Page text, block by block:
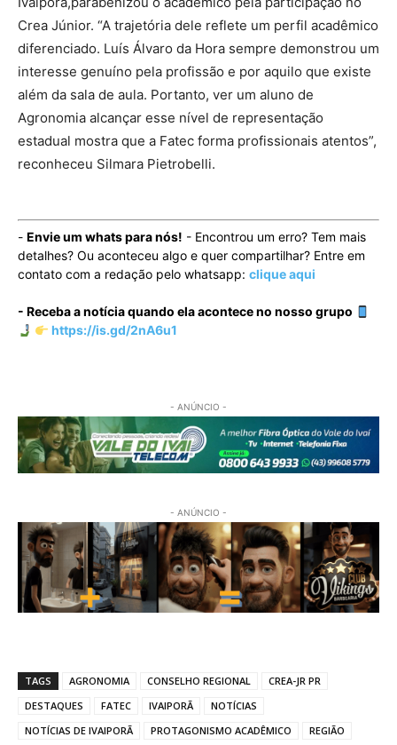
Crea Júnior. “A trajetória dele reflete um perfil acadêmico
diferenciado. Luís Álvaro da Hora sempre demonstrou um
interesse genuíno pela profissão e por aquilo que existe
além da sala de aula. Portanto, ver um aluno de
Agronomia alcançar esse nível de representação
estadual mostra que a Fatec forma profissionais atentos”,
reconheceu Silmara Pietrobelli.
- Envie um whats para nós! - Encontrou um erro? Tem mais
detalhes? Ou aconteceu algo e quer compartilhar? Entre em
contato com a redação pelo whatsapp: clique aqui
- Receba a notícia quando ela acontece no nosso grupo
https://is.gd/2nA6u1
- ANÚNCIO -
- ANÚNCIO -
TAGS AGRONOMIA CONSELHO REGIONAL
CREA-JR PR
DESTAQUES
FATEC IVAIPORÃ
NOTÍCIAS
NOTÍCIAS DE IVAIPORÃ
PROTAGONISMO ACADÊMICO
REGIÃO